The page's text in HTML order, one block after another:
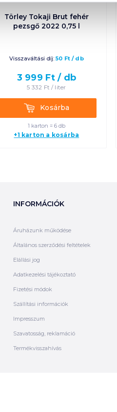
Törley Tokaji Brut fehér
pezsgő 2022 0,75 l
Visszaváltási díj: 50 Ft/ db
3 999 Ft / db
5 332 Ft / liter
KosárbaKosárba
1 karton = 6 db
+1 karton a kosárba
INFORMÁCIÓK
Áruházunk működése
Általános szerződési feltételek
Elállási jog
Adatkezelési tájékoztató
Fizetési módok
Szállítási információk
Impresszum
Szavatosság, reklamáció
Termékvisszahívás